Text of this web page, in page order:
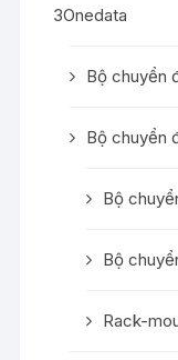
3Onedata
Bộ chuyển
Bộ chuyển
Bộ
Bộ
Rack-